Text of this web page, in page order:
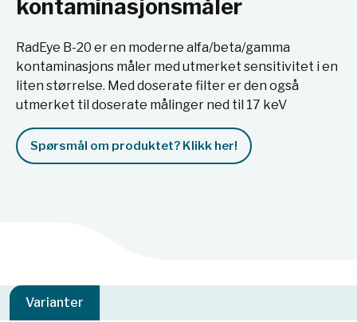
kontaminasjonsmåler
RadEye B-20 er en moderne alfa/beta/gamma
kontaminasjons måler med utmerket sensitivitet i en
liten størrelse. Med doserate filter er den også
utmerket til doserate målinger ned til 17 keV
Spørsmål om produktet? Klikk her!
Varianter